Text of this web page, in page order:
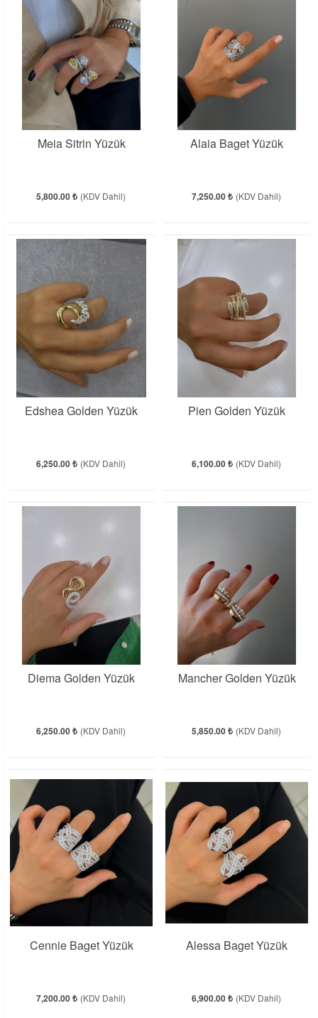
Meia Sitrin Yüzük
5,800.00 ₺ (KDV Dahil)
Alaia Baget Yüzük
7,250.00 ₺ (KDV Dahil)
Edshea Golden Yüzük
6,250.00 ₺ (KDV Dahil)
Pien Golden Yüzük
6,100.00 ₺ (KDV Dahil)
Diema Golden Yüzük
6,250.00 ₺ (KDV Dahil)
Mancher Golden Yüzük
5,850.00 ₺ (KDV Dahil)
Cennie Baget Yüzük
7,200.00 ₺ (KDV Dahil)
Alessa Baget Yüzük
6,900.00 ₺ (KDV Dahil)